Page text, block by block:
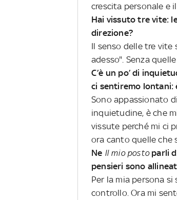
crescita personale e
Hai vissuto tre vite:
direzione?
Il senso delle tre vite
adesso". Senza
C’è un po’ di
ci sentiremo lontani:
Sono appassionato
inquietudine, è che
vissute perché mi ci
ora canto quelle che
Ne Il mio postoparli
pensieri sono
Per la mia persona
controllo. Ora mi